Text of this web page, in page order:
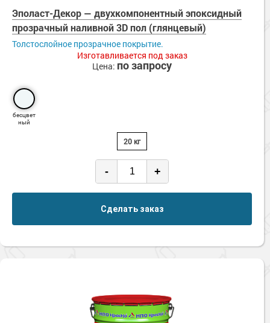
Эполаст-Декор — двухкомпонентный эпоксидный
прозрачный наливной 3D пол (глянцевый)
Толстослойное прозрачное покрытие.
Изготавливается под заказ
Цена: по запросу
бесцвет
ный
20 кг
- +
Сделать заказ